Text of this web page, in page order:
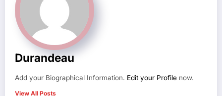
Durandeau
Add your Biographical Information. Edit your Profile now.
View All Posts